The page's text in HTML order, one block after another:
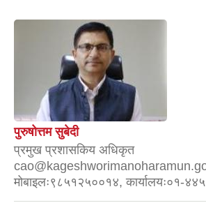
पुरुषोत्तम सुबेदी
प्रमुख प्रशासकिय अधिकृत
मोबाइलः९८५१२५००१४, कार्यालयः०१-